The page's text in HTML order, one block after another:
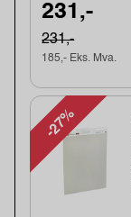
231,-
231,-
185,- Eks. Mva.
-27%